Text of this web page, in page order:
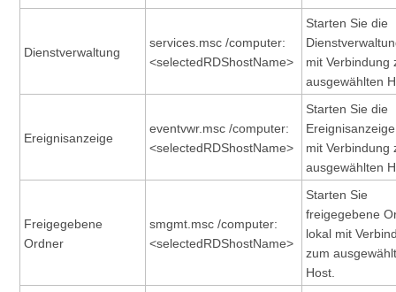
Dienstverwaltung
services.msc /computer:
<selectedRDShostName>
Starten Sie die
mit Verbindung
ausgewählten
Ereignisanzeige
eventvwr.msc /computer:
<selectedRDShostName>
Starten Sie die
mit Verbindung
ausgewählten
Freigegebene
Ordner
smgmt.msc /computer:
<selectedRDShostName>
Starten Sie
freigegebene
lokal mit
zum
Host.